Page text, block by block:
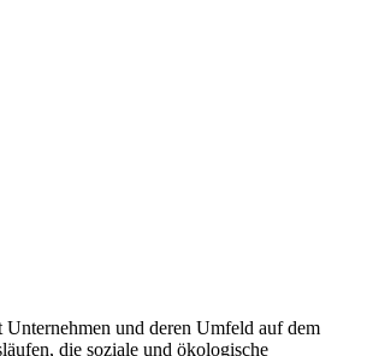
und deren Umfeld auf dem
die soziale und ökologische